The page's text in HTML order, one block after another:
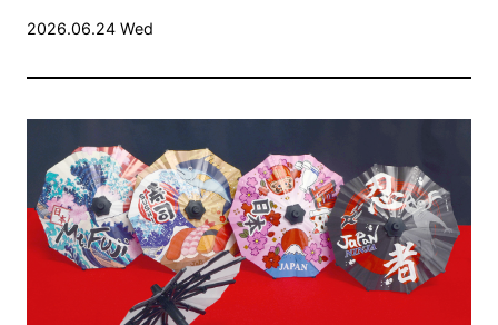
2026.06.24 Wed